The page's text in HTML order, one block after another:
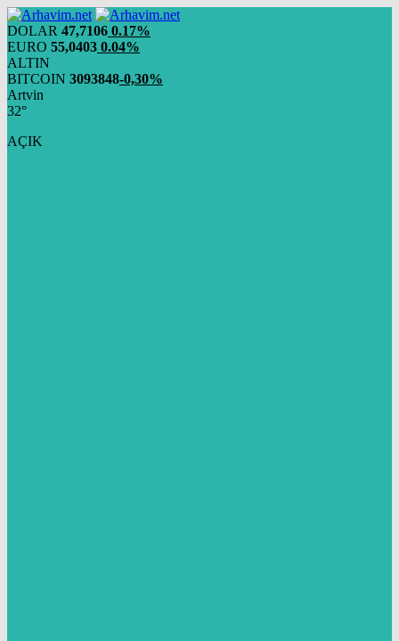
DOLAR 47,7106 0.17%
EURO 55,0403 0.04%
ALTIN
BITCOIN 3093848-0,30%
Artvin
32°
AÇIK